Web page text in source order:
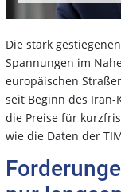
Die stark
Spannungen im
europäischen
seit Beginn des
die Preise für
wie die Daten der